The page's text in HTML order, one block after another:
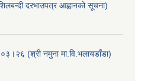
दरभाउपत्र आह्वानको सूचना)
(श्री नमुना मा.वि.भलायडाँडा)